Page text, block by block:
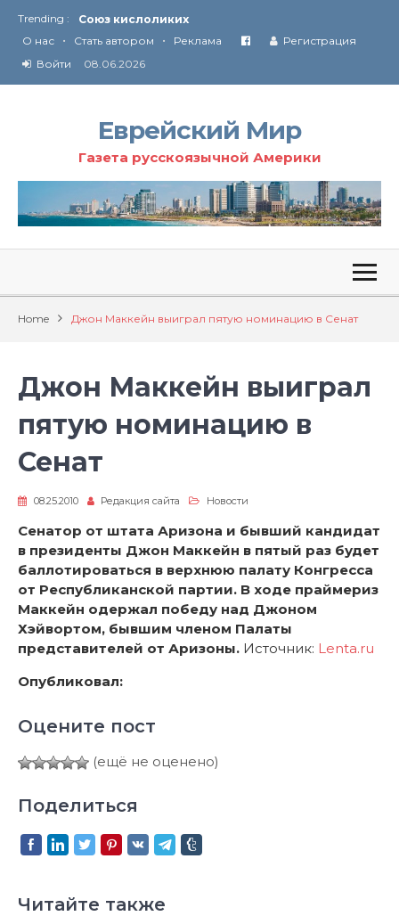
Trending :
Союз кислоликих
Соглашение США с Ираном
Технология Революции в Иране
О нас • Стать автором • Реклама
Регистрация
Войти
08.06.2026
Еврейский Мир
Газета русскоязычной Америки
Home Джон Маккейн выиграл пятую номинацию в Сенат
Джон Маккейн выиграл
пятую номинацию в
Сенат
08.25.2010 Редакция сайта Новости
Сенатор от штата Аризона и бывший кандидат
в президенты Джон Маккейн в пятый раз будет
баллотироваться в верхнюю палату Конгресса
от Республиканской партии. В ходе праймериз
Маккейн одержал победу над Джоном
Хэйвортом, бывшим членом Палаты
представителей от Аризоны. Источник: Lenta.ru
Опубликовал:
Оцените пост
(ещё не оценено)
Поделиться
Читайте также